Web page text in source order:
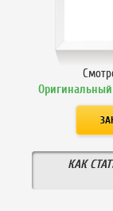
КАК